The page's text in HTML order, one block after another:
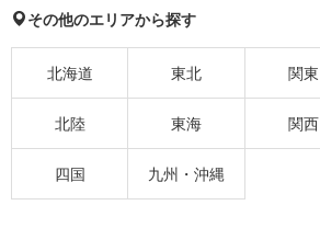
その他のエリアから探す
北海道 東北 関東
北陸 東海 関西
四国 九州・沖縄